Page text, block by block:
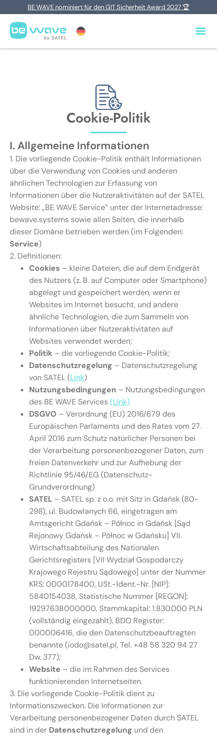
BE WAVE nominiert für den GIT Sicherheit Award 2027 🏆
Cookie-Politik
I. Allgemeine Informationen
1. Die vorliegende Cookie-Politik enthält Informationen
über die Verwendung von Cookies und anderen
ähnlichen Technologien zur Erfassung von
Informationen über die Nutzeraktivitäten auf der SATEL
Website: „BE WAVE Service” unter der Internetadresse:
bewave.systems sowie allen Seiten, die innerhalb
dieser Domäne betrieben werden (im Folgenden:
Service)
2. Definitionen:
Cookies – kleine Dateien, die auf dem Endgerät
des Nutzers (z. B. auf Computer oder Smartphone)
abgelegt und gespeichert werden, wenn er
Websites im Internet besucht, und andere
ähnliche Technologien, die zum Sammeln von
Informationen über Nutzeraktivitäten auf
Websites verwendet werden;
Politik – die vorliegende Cookie-Politik;
Datenschutzregelung – Datenschutzregelung
von SATEL (Link)
Nutzungsbedingungen – Nutzungsbedingungen
des BE WAVE Services(Link)
DSGVO – Verordnung (EU) 2016/679 des
Europäischen Parlaments und des Rates vom 27.
April 2016 zum Schutz natürlicher Personen bei
der Verarbeitung personenbezogener Daten, zum
freien Datenverkehr und zur Aufhebung der
Richtlinie 95/46/EG (Datenschutz-
Grundverordnung)
SATEL – SATEL sp. z o.o. mit Sitz in Gdańsk (80-
298), ul. Budowlanych 66, eingetragen am
Amtsgericht Gdańsk – Północ in Gdańsk [Sąd
Rejonowy Gdańsk – Północ w Gdańsku] VII.
Wirtschaftsabteilung des Nationalen
Gerichtsregisters [VII Wydział Gospodarczy
Krajowego Rejestru Sądowego] unter der Nummer
KRS: 0000178400, USt.-Ident.-Nr. [NIP]:
5840154038, Statistische Nummer [REGON]:
19297638000000, Stammkapital: 1.830.000 PLN
(vollständig eingezahlt), BDO Register:
000006416, die den Datenschutzbeauftragten
benannte (iodo@satel.pl, Tel. +48 58 320 94 27
Dw. 377);
Website – die im Rahmen des Services
funktionierenden Internetseiten.
3. Die vorliegende Cookie-Politik dient zu
Informationszwecken. Die Informationen zur
Verarbeitung personenbezogener Daten durch SATEL
sind in der Datenschutzregelung und den